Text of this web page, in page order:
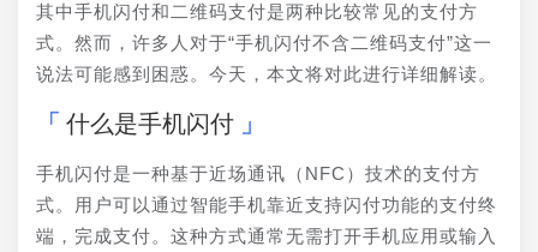
其中手机闪付和二维码支付是两种比较常见的支付方
式。然而，许多人对于“手机闪付不含二维码支付”这一
说法可能感到困惑。今天，本文将对此进行详细解读。
什么是手机闪付
手机闪付是一种基于近场通讯（NFC）技术的支付方
式。用户可以通过智能手机靠近支持闪付功能的支付终
端，完成支付。这种方式通常无需打开手机应用或输入